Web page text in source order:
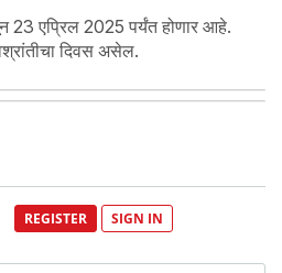
23 एप्रिल 2025 पर्यंत होणार आहे.
दिवस असेल.